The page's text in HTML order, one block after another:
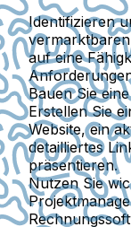
Identifizieren
auf eine
Bauen Sie
Erstellen Sie
Website, ein
detailliertes
präsentieren.
Nutzen Sie